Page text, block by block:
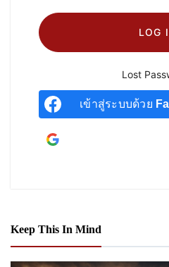
LOG
Lost
เข้าสู่ระบบด้วย
Keep This In Mind